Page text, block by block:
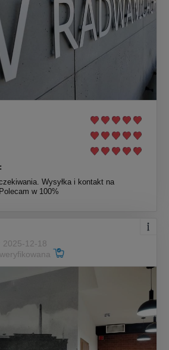
Wysyłka i kontakt na
w 100%
2025-12-18